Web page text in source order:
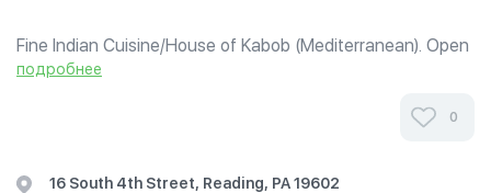
Fine Indian Cuisine/House of Kabob (Mediterranean). Open
from 11 am to 2:30 pm for lunch buffet/a la carte. Open
подробнее
0
16 South 4th Street, Reading, PA 19602